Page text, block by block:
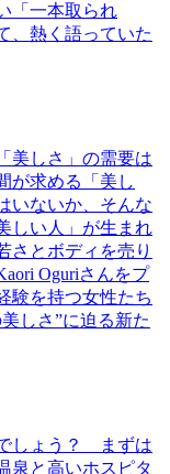
「一本取られ
、熱く語っていた
美しさ」の需要は
が求める「美し
いないか、そんな
しい人」が生まれ
さとボディを売り
Oguriさんをプ
験を持つ女性たち
しさ”に迫る新た
しょう？ まずは
泉と高いホスピタ